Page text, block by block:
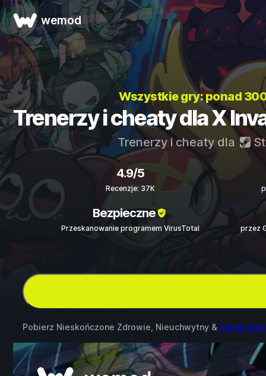
wemod
Wszystkie gry: ponad
Trenerzy i cheaty dla X
Trenerzy i cheaty dla
4.9/5
Recenzje: 37K
Bezpieczne
Przeskanowanie programem VirusTotal przez
Pobierz Nieskończone Zdrowie, Nieuchwytny & 8 inny mod